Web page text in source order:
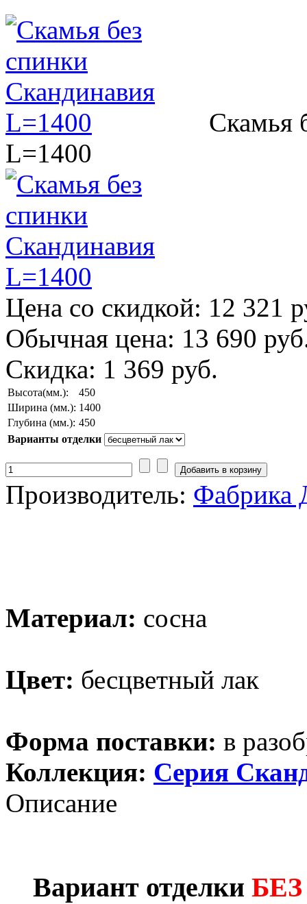
Скамья
L=1400
Цена со скидкой: 12 321
Обычная цена: 13 690
Скидка: 1 369 руб.
Высота(мм.):
450
Ширина (мм.): 1400
Глубина (мм.): 450
Варианты отделки
Производитель: Фабрика
Материал: сосна
Цвет: бесцветный лак
Форма поставки: в
Коллекция: Серия
Описание
Вариант отделки